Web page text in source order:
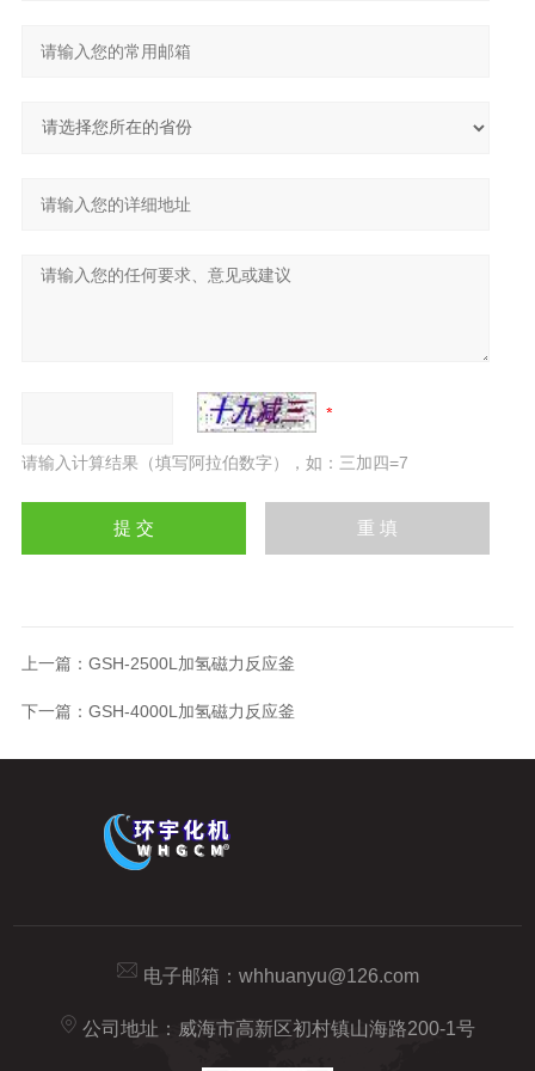
请输入计算结果（填写阿拉伯数字），如：三加四=7
上一篇： GSH-2500L加氢磁力反应釜
下一篇： GSH-4000L加氢磁力反应釜
电子邮箱： whhuanyu@126.com
公司地址：威海市高新区初村镇山海路200-1号